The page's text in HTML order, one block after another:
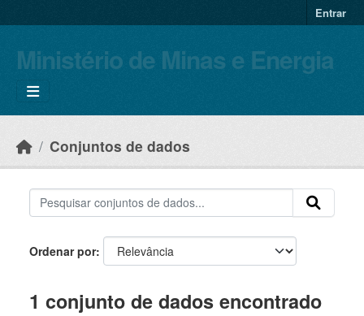
Entrar
Ministério de Minas e Energia
Conjuntos de dados
Ordenar por
1 conjunto de dados encontrado